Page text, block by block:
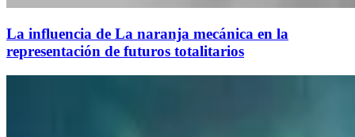
La influencia de La naranja mecánica en la
representación de futuros totalitarios